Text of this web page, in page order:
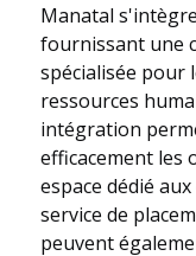
Manatal
fournissant une
spécialisée pour
ressources
intégration
efficacement les
espace dédié
service de
peuvent